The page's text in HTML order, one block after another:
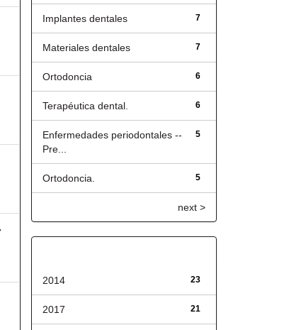
7
Implantes dentales
7
Materiales dentales
6
Ortodoncia
6
Terapéutica dental.
5
Enfermedades periodontales --
Pre...
5
Ortodoncia.
next >
23
2014
21
2017